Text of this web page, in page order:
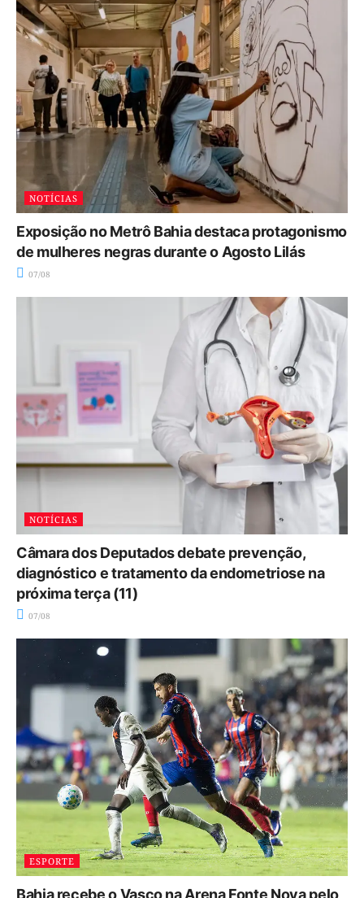
NOTÍCIAS
Exposição no Metrô Bahia destaca protagonismo
de mulheres negras durante o Agosto Lilás
07/08
NOTÍCIAS
Câmara dos Deputados debate prevenção,
diagnóstico e tratamento da endometriose na
próxima terça (11)
07/08
ESPORTE
Bahia recebe o Vasco na Arena Fonte Nova pelo